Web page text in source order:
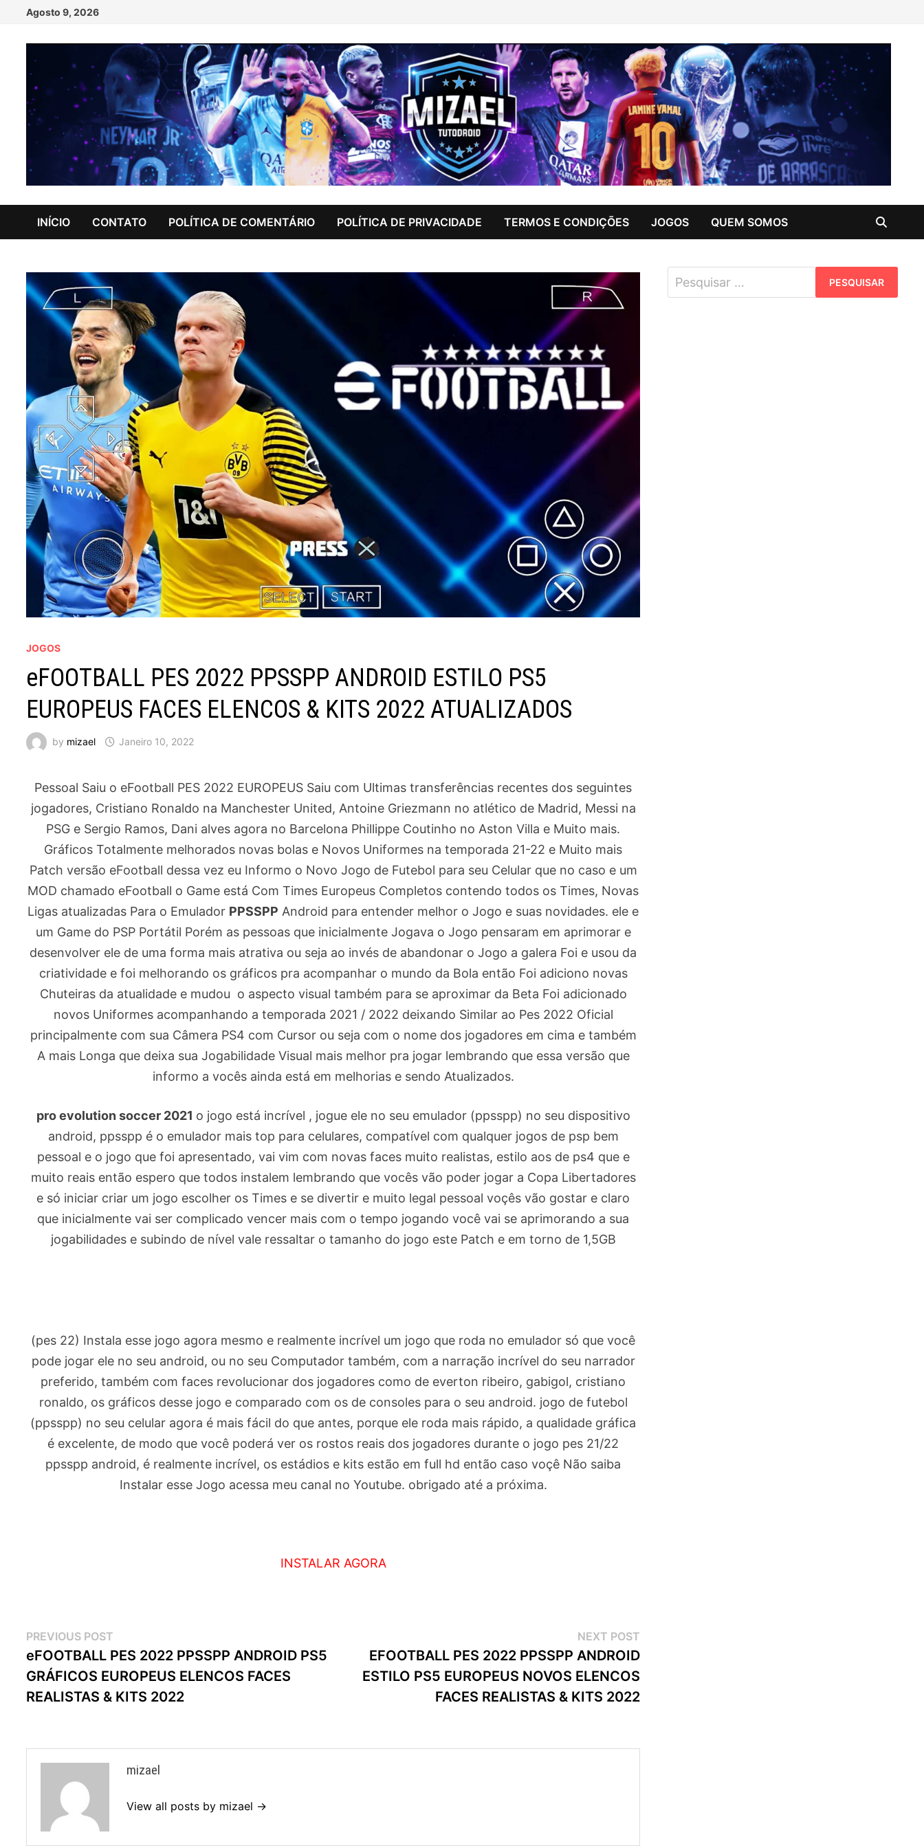
content
Agosto 9, 2026
INÍCIO CONTATO POLÍTICA DE COMENTÁRIO POLÍTICA DE PRIVACIDADE TERMOS E CONDIÇÕES JOGOS QUEM SOMOS
JOGOS
eFOOTBALL PES 2022 PPSSPP ANDROID ESTILO PS5
EUROPEUS FACES ELENCOS & KITS 2022 ATUALIZADOS
by mizael Janeiro 10, 2022
Pessoal Saiu o eFootball PES 2022 EUROPEUS Saiu com Ultimas transferências recentes dos seguintes
jogadores, Cristiano Ronaldo na Manchester United, Antoine Griezmann no atlético de Madrid, Messi na
PSG e Sergio Ramos, Dani alves agora no Barcelona Phillippe Coutinho no Aston Villa e Muito mais.
Gráficos Totalmente melhorados novas bolas e Novos Uniformes na temporada 21-22 e Muito mais
Patch versão eFootball dessa vez eu Informo o Novo Jogo de Futebol para seu Celular que no caso e um
MOD chamado eFootball o Game está Com Times Europeus Completos contendo todos os Times, Novas
Ligas atualizadas Para o Emulador PPSSPP Android para entender melhor o Jogo e suas novidades. ele e
um Game do PSP Portátil Porém as pessoas que inicialmente Jogava o Jogo pensaram em aprimorar e
desenvolver ele de uma forma mais atrativa ou seja ao invés de abandonar o Jogo a galera Foi e usou da
criatividade e foi melhorando os gráficos pra acompanhar o mundo da Bola então Foi adiciono novas
Chuteiras da atualidade e mudou o aspecto visual também para se aproximar da Beta Foi adicionado
novos Uniformes acompanhando a temporada 2021 / 2022 deixando Similar ao Pes 2022 Oficial
principalmente com sua Câmera PS4 com Cursor ou seja com o nome dos jogadores em cima e também
A mais Longa que deixa sua Jogabilidade Visual mais melhor pra jogar lembrando que essa versão que
informo a vocês ainda está em melhorias e sendo Atualizados.
pro evolution soccer 2021 o jogo está incrível , jogue ele no seu emulador (ppsspp) no seu dispositivo
android, ppsspp é o emulador mais top para celulares, compatível com qualquer jogos de psp bem
pessoal e o jogo que foi apresentado, vai vim com novas faces muito realistas, estilo aos de ps4 que e
muito reais então espero que todos instalem lembrando que vocês vão poder jogar a Copa Libertadores
e só iniciar criar um jogo escolher os Times e se divertir e muito legal pessoal voçês vão gostar e claro
que inicialmente vai ser complicado vencer mais com o tempo jogando você vai se aprimorando a sua
jogabilidades e subindo de nível vale ressaltar o tamanho do jogo este Patch e em torno de 1,5GB
(pes 22) Instala esse jogo agora mesmo e realmente incrível um jogo que roda no emulador só que você
pode jogar ele no seu android, ou no seu Computador também, com a narração incrível do seu narrador
preferido, também com faces revolucionar dos jogadores como de everton ribeiro, gabigol, cristiano
ronaldo, os gráficos desse jogo e comparado com os de consoles para o seu android. jogo de futebol
(ppsspp) no seu celular agora é mais fácil do que antes, porque ele roda mais rápido, a qualidade gráfica
é excelente, de modo que você poderá ver os rostos reais dos jogadores durante o jogo pes 21/22
ppsspp android, é realmente incrível, os estádios e kits estão em full hd então caso voçê Não saiba
Instalar esse Jogo acessa meu canal no Youtube. obrigado até a próxima.
INSTALAR AGORA
Navegação
de
artigos
PREVIOUS POST
post:
eFOOTBALL PES 2022 PPSSPP ANDROID PS5
GRÁFICOS EUROPEUS ELENCOS FACES
REALISTAS & KITS 2022
NEXT POSTNext
post:
EFOOTBALL PES 2022 PPSSPP ANDROID
ESTILO PS5 EUROPEUS NOVOS ELENCOS
FACES REALISTAS & KITS 2022
mizael
View all posts by mizael →
Pesquisar
por: